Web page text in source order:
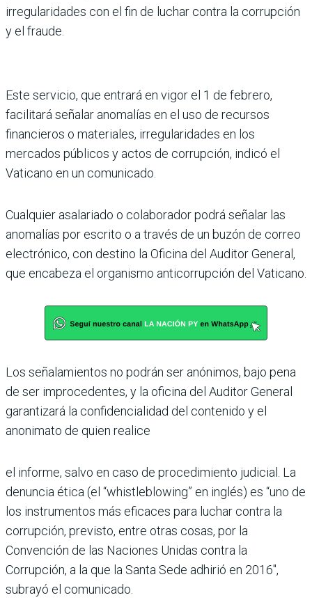
irregularidades con el fin de luchar contra la corrupción
y el fraude.
Este servicio, que entrará en vigor el 1 de febrero,
facilitará señalar anomalías en el uso de recursos
financieros o mate­riales, irregularidades en los
mercados públicos y actos de corrupción, indicó el
Vati­cano en un comunicado.
Cualquier asalariado o cola­borador podrá señalar las
anomalías por escrito o a través de un buzón de correo
electrónico, con destino la Oficina del Auditor General,
que encabeza el organismo anticorrupción del Vaticano.
Los señalamientos no podrán ser anónimos, bajo pena
de ser improcedentes, y la oficina del Auditor Gene­ral
garantizará la confiden­cialidad del contenido y el
anonimato de quien realice
el informe, salvo en caso de procedimiento judicial. La
denuncia ética (el “whistle­blowing” en inglés) es “uno de
los instrumentos más efi­caces para luchar contra la
corrupción, previsto, entre otras cosas, por la
Convención de las Naciones Unidas contra la
Corrupción, a la que la Santa Sede adhirió en 2016″,
subrayó el comunicado.